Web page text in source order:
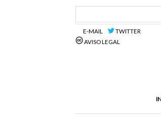
E-MAIL
TWITTER
AVISO LEGAL